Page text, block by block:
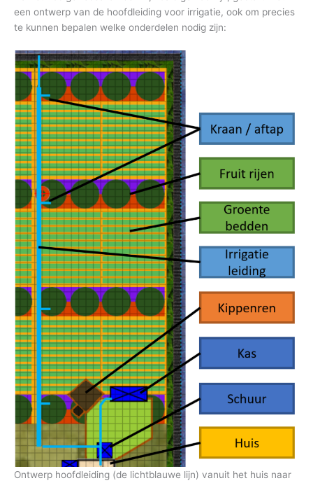
een ontwerp van de hoofdleiding voor irrigatie, ook om precies
te kunnen bepalen welke onderdelen nodig zijn:
Ontwerp hoofdleiding (de lichtblauwe lijn) vanuit het huis naar